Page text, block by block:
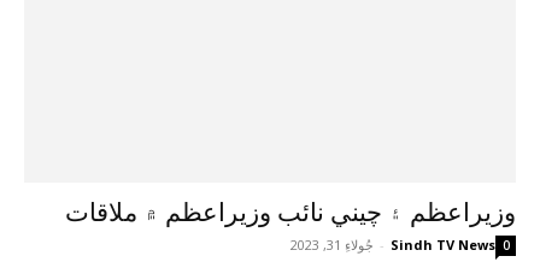
وزيراعظم ۽ چيني نائب وزيراعظم ۾ ملاقات
Sindh TV News
- جُولاءِ 31, 2023 0